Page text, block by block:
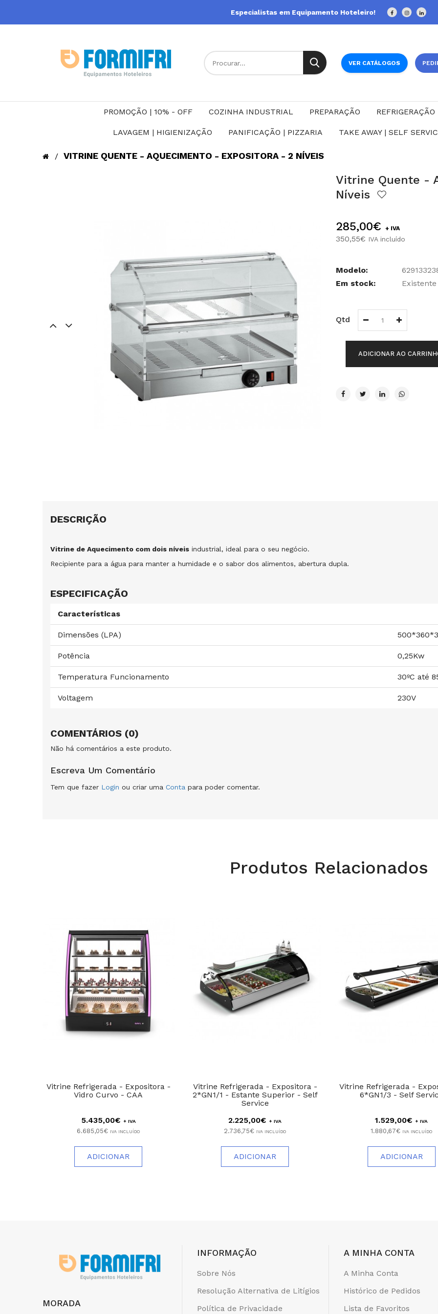
Especialistas em Equipamento Hoteleiro!
VER CATÁLOGOS
PROMOÇÃO | 10% - OFF COZINHA INDUSTRIAL PREPARAÇÃO REFRIGERAÇÃO
LAVAGEM | HIGIENIZAÇÃO PANIFICAÇÃO | PIZZARIA TAKE AWAY | SELF
VITRINE QUENTE - AQUECIMENTO - EXPOSITORA - 2 NÍVEIS
Vitrine Quente -
Níveis
285,00€ + IVA
350,55€ IVA incluído
Modelo:
Em stock:
Existente
Qtd
ADICIONAR AO
DESCRIÇÃO
Vitrine de Aquecimento com dois níveis industrial, ideal para o seu negócio.
Recipiente para a água para manter a humidade e o sabor dos alimentos, abertura dupla.
ESPECIFICAÇÃO
Características
Dimensões (LPA)
Potência 0,25Kw
Temperatura Funcionamento 30ºC até
Voltagem 230V
COMENTÁRIOS (0)
Não há comentários a este produto.
Escreva Um Comentário
Tem que fazer Login ou criar uma Conta para poder comentar.
Produtos Relacionados
Vitrine Refrigerada - Expositora -
Vidro Curvo - CAA
5.435,00€ + IVA
6.685,05€ IVA INCLUÍDO
ADICIONAR
Vitrine Refrigerada - Expositora -
2*GN1/1 - Estante Superior - Self
Service
2.225,00€+ IVA
2.736,75€ IVA INCLUÍDO
ADICIONAR
Vitrine Refrigerada -
6*GN1/3 - Self
1.529,00€+ IVA
1.880,67€ IVA INCLUÍDO
ADICIONAR
MORADA
INFORMAÇÃO
Sobre Nós
Resolução Alternativa de Litígios
Política de Privacidade
A MINHA CONTA
A Minha Conta
Histórico de Pedidos
Lista de Favoritos